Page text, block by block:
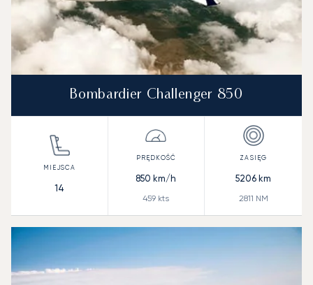
Bombardier Challenger 850
14
850 km/h
459 kts
5206 km
2811 NM